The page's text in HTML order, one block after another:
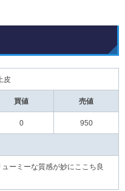
皮
買値 売値
0 950
ーミーな質感が妙にここち良